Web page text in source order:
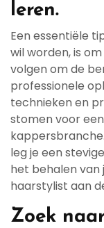
leren.
Een essentiële
wil worden, is
volgen om de
professionele
technieken en
stomen voor
leg je een
het behalen van
haarstylist aan
Zoek